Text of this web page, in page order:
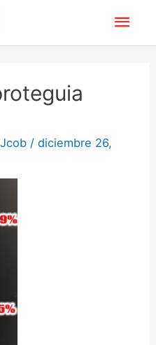
Jcob /diciembre 26,